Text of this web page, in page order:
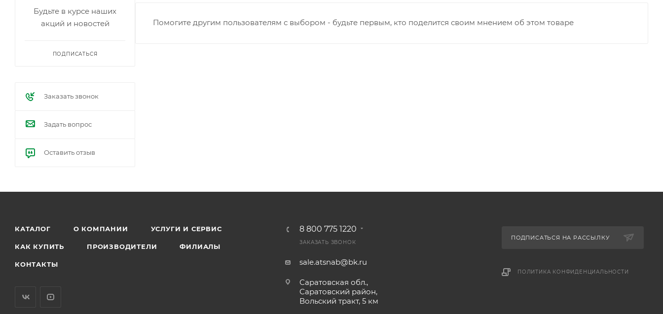
Помогите другим пользователям с выбором - будьте первым, кто поделится своим мнением об этом товаре
Будьте в курсе наших
акций и новостей
ПОДПИСАТЬСЯ
Заказать звонок
Задать вопрос
Оставить отзыв
КАТАЛОГ О КОМПАНИИ УСЛУГИ И СЕРВИС
КАК КУПИТЬ ПРОИЗВОДИТЕЛИ ФИЛИАЛЫ
КОНТАКТЫ
8 800 775 1220
ЗАКАЗАТЬ ЗВОНОК
sale.atsnab@bk.ru
Саратовская обл.,
Саратовский район,
Вольский тракт, 5 км
ПОДПИСАТЬСЯ НА РАССЫЛКУ
ПОЛИТИКА КОНФИДЕНЦИАЛЬНОСТИ